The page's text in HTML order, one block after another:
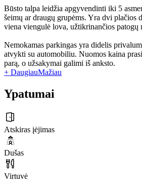
Būsto talpa leidžia apgyvendinti iki 5
šeimų ar draugų grupėms. Yra dvi plačios
viena viengulė lova, užtikrinančios patogų
Nemokamas parkingas yra didelis
atvykti su automobiliu. Nuomos kaina
parą, o užsakymai galimi iš anksto.
+ DaugiauMažiau
Ypatumai
Atskiras įėjimas
Dušas
Virtuvė